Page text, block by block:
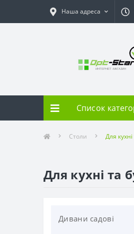
Наша адреса
Список
Столи Для
Для кухні та
Дивани садові